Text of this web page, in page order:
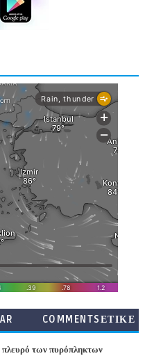
COMMENTSΕΤΙΚΕ
των πυρόπληκτων